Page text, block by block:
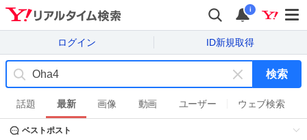
i
ログイン ID新規取得
キ
ー
ワ
検索
話題 最新 画像 動画 ユーザー ウェブ検索
ベストポスト